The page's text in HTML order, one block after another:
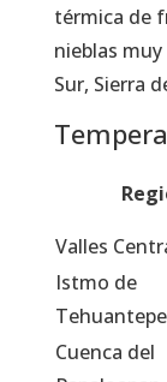
térmica de
nieblas
Sur, Sierra
Valles
Istmo de
Cuenca del